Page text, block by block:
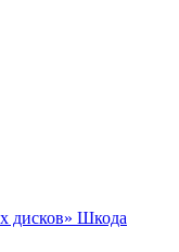
дисков» Шкода